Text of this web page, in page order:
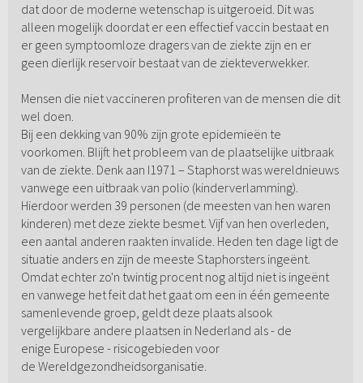
dat door de moderne wetenschap is uitgeroeid. Dit was
alleen mogelijk doordat er een effectief vaccin bestaat en
er geen symptoomloze dragers van de ziekte zijn en er
geen dierlijk reservoir bestaat van de ziekteverwekker.
Mensen die niet vaccineren profiteren van de mensen die dit
wel doen.
Bij een dekking van 90% zijn grote epidemieën te
voorkomen. Blijft het probleem van de plaatselijke uitbraak
van de ziekte. Denk aan I1971 – Staphorst was wereldnieuws
vanwege een uitbraak van polio (kinderverlamming).
Hierdoor werden 39 personen (de meesten van hen waren
kinderen) met deze ziekte besmet. Vijf van hen overleden,
een aantal anderen raakten invalide. Heden ten dage ligt de
situatie anders en zijn de meeste Staphorsters ingeënt.
Omdat echter zo'n twintig procent nog altijd niet is ingeënt
en vanwege het feit dat het gaat om een in één gemeente
samenlevende groep, geldt deze plaats alsook
vergelijkbare andere plaatsen in Nederland als - de
enige Europese - risicogebieden voor
de Wereldgezondheidsorganisatie.